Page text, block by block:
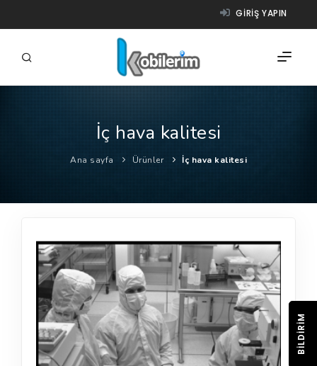
GIRIŞ YAPIN
FIRMALAR
ÜRÜNLER
NASIL ÇALIŞIR?
İç hava kalitesi
Ana sayfa Ürünler İç hava kalitesi
BILDIRIM